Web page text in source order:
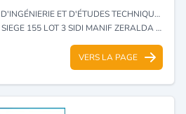
ET D'ÉTUDES TECHNIQUES
155 LOT 3 SIDI MANIF ZERALDA - ALGER
VERS LA PAGE